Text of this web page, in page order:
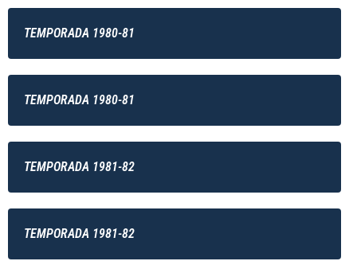
TEMPORADA 1980-81
TEMPORADA 1980-81
TEMPORADA 1981-82
TEMPORADA 1981-82